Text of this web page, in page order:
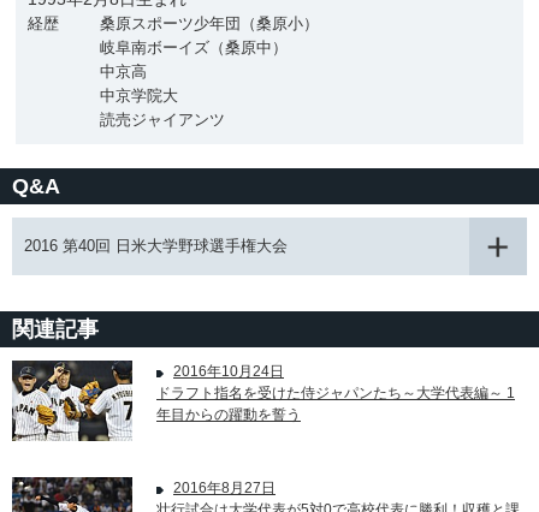
経歴
桑原スポーツ少年団（桑原小）
岐阜南ボーイズ（桑原中）
中京高
中京学院大
読売ジャイアンツ
Q&A
2016 第40回 日米大学野球選手権大会
関連記事
2016年10月24日
ドラフト指名を受けた侍ジャパンたち～大学代表編～ 1
年目からの躍動を誓う
2016年8月27日